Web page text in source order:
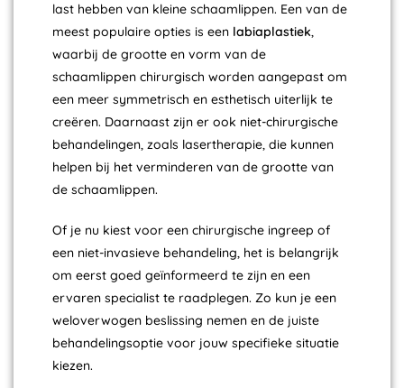
last hebben van kleine schaamlippen. Een van de
meest populaire opties is een labiaplastiek,
waarbij de grootte en vorm van de
schaamlippen chirurgisch worden aangepast om
een meer symmetrisch en esthetisch uiterlijk te
creëren. Daarnaast zijn er ook niet-chirurgische
behandelingen, zoals lasertherapie, die kunnen
helpen bij het verminderen van de grootte van
de schaamlippen.
Of je nu kiest voor een chirurgische ingreep of
een niet-invasieve behandeling, het is belangrijk
om eerst goed geïnformeerd te zijn en een
ervaren specialist te raadplegen. Zo kun je een
weloverwogen beslissing nemen en de juiste
behandelingsoptie voor jouw specifieke situatie
kiezen.